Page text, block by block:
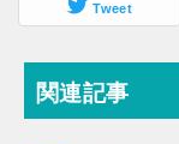
Tweet
関連記事